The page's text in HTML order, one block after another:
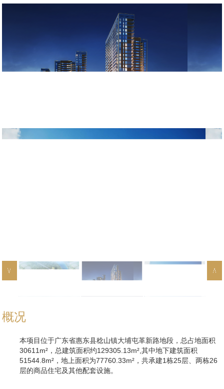
概况
本项目位于广东省惠东县稔山镇大埔屯革新路地段，总占地面积
30611m²，总建筑面积约129305.13m²,其中地下建筑面积
51544.8m²，地上面积为77760.33m²，共承建1栋25层、两栋26
层的商品住宅及其他配套设施。